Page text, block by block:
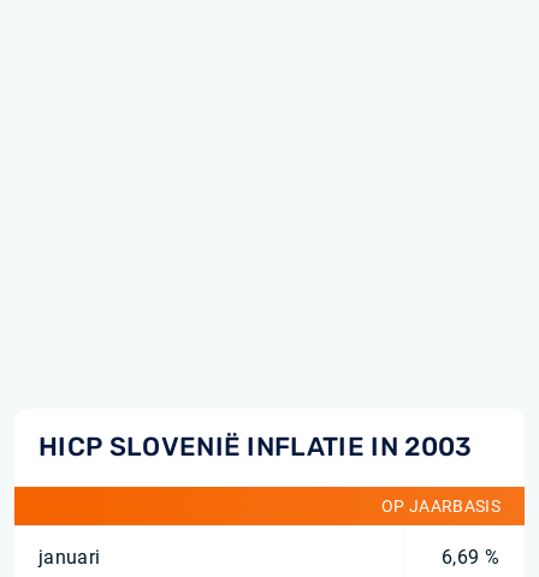
HICP SLOVENIË INFLATIE IN 2003
OP JAARBASIS
januari 6,69 %